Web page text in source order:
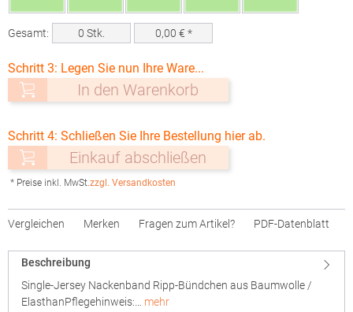
Gesamt: 0 Stk. 0,00 € *
Schritt 3: Legen Sie nun Ihre Ware...
In den Warenkorb
Schritt 4: Schließen Sie Ihre Bestellung hier ab.
Einkauf abschließen
* Preise inkl. MwSt.zzgl. Versandkosten
Vergleichen Merken Fragen zum Artikel? PDF-Datenblatt
Beschreibung
Single-Jersey Nackenband Ripp-Bündchen aus Baumwolle /
ElasthanPflegehinweis:… mehr